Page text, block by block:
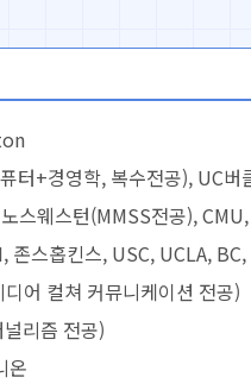
터+경영학, 복수전공), UC버
스웨스턴(MMSS전공),
존스홉킨스, USC, UCLA,
어 컬쳐 커뮤니케이션 전공)
리즘 전공)
온